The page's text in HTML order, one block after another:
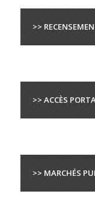
>>
>> ACCÈS
>> MARCHÉS